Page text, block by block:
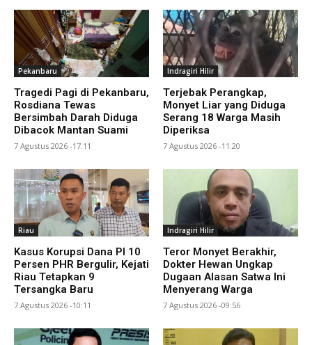
Pekanbaru
Tragedi Pagi di Pekanbaru,
Rosdiana Tewas
Bersimbah Darah Diduga
Dibacok Mantan Suami
7 Agustus 2026 -17:11
Indragiri Hilir
Terjebak Perangkap,
Monyet Liar yang Diduga
Serang 18 Warga Masih
Diperiksa
7 Agustus 2026 -11:20
Riau
Kasus Korupsi Dana PI 10
Persen PHR Bergulir, Kejati
Riau Tetapkan 9
Tersangka Baru
7 Agustus 2026 -10:11
Indragiri Hilir
Teror Monyet Berakhir,
Dokter Hewan Ungkap
Dugaan Alasan Satwa Ini
Menyerang Warga
7 Agustus 2026 -09:56